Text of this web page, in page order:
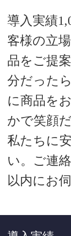
導入実績
客様の立
品をご提
分だった
に商品を
かで笑顔
私たちに
い。ご連
以内にお